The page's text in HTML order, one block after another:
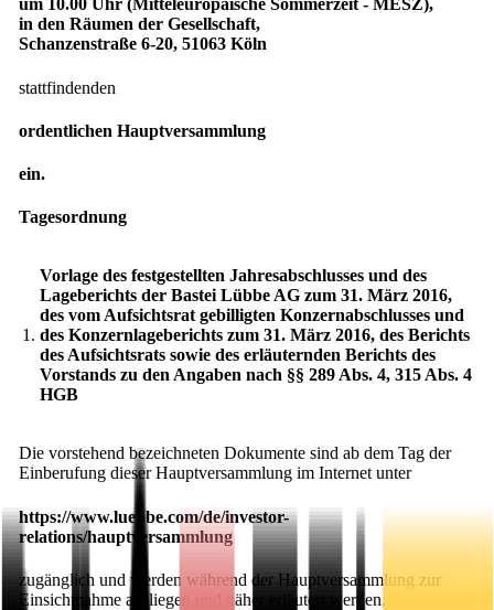
um 10.00 Uhr (Mitteleuropäische Sommerzeit - MESZ),
in den Räumen der Gesellschaft,
Schanzenstraße 6-20, 51063 Köln
stattfindenden
ordentlichen Hauptversammlung
ein.
Tagesordnung
1.
Vorlage des festgestellten Jahresabschlusses und des
Lageberichts der Bastei Lübbe AG zum 31. März 2016,
des vom Aufsichtsrat gebilligten Konzernabschlusses und
des Konzernlageberichts zum 31. März 2016, des Berichts
des Aufsichtsrats sowie des erläuternden Berichts des
Vorstands zu den Angaben nach §§ 289 Abs. 4, 315 Abs. 4
HGB
Die vorstehend bezeichneten Dokumente sind ab dem Tag der
Einberufung dieser Hauptversammlung im Internet unter
https://www.luebbe.com/de/investor-
relations/hauptversammlung
zugänglich und werden während der Hauptversammlung zur
Einsichtnahme ausliegen und näher erläutert werden.